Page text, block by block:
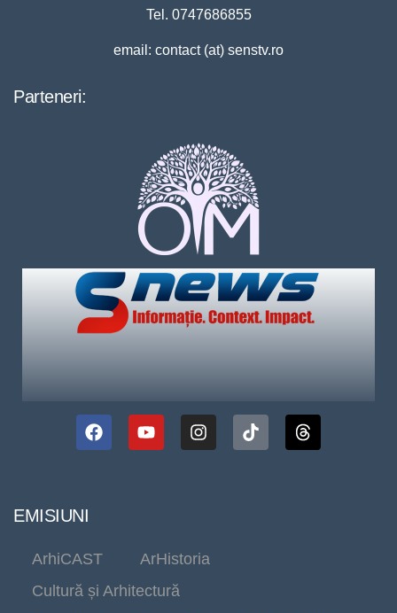
Tel. 0747686855
email: contact (at) senstv.ro
Parteneri:
EMISIUNI
ArhiCAST
ArHistoria
Cultură și Arhitectură